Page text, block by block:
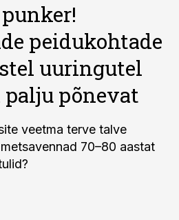
peidukohtade
uuringutel
palju põnevat
veetma terve talve
70–80 aastat